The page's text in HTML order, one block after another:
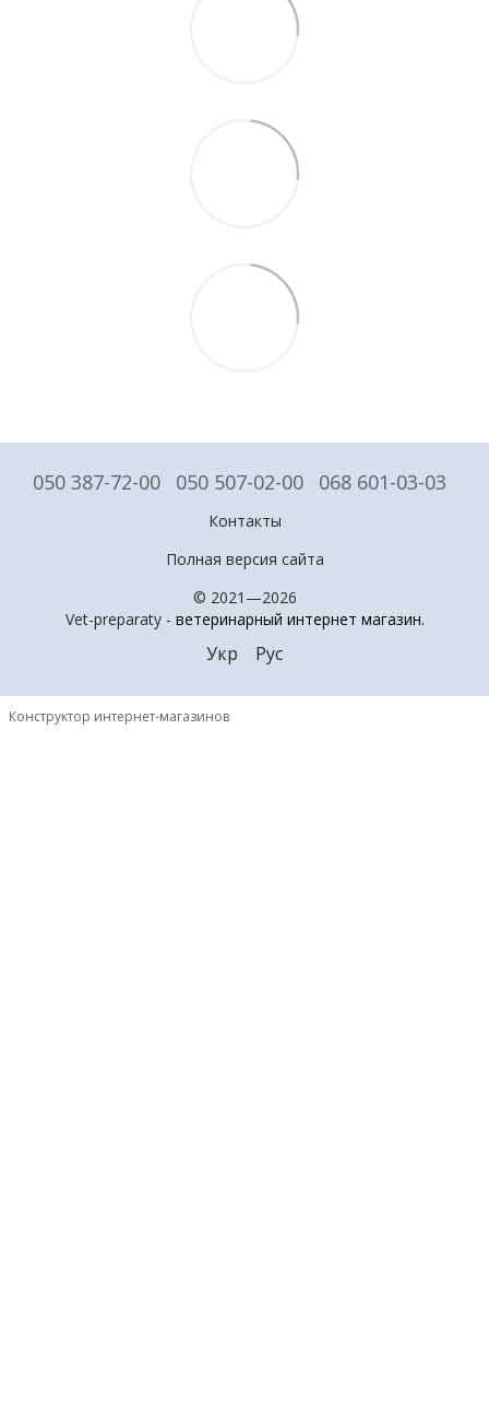
050 387-72-00 050 507-02-00 068 601-03-03
Контакты
Полная версия сайта
© 2021—2026
Vet-preparaty - ветеринарный интернет магазин.
Укр Рус
Конструктор интернет-магазинов